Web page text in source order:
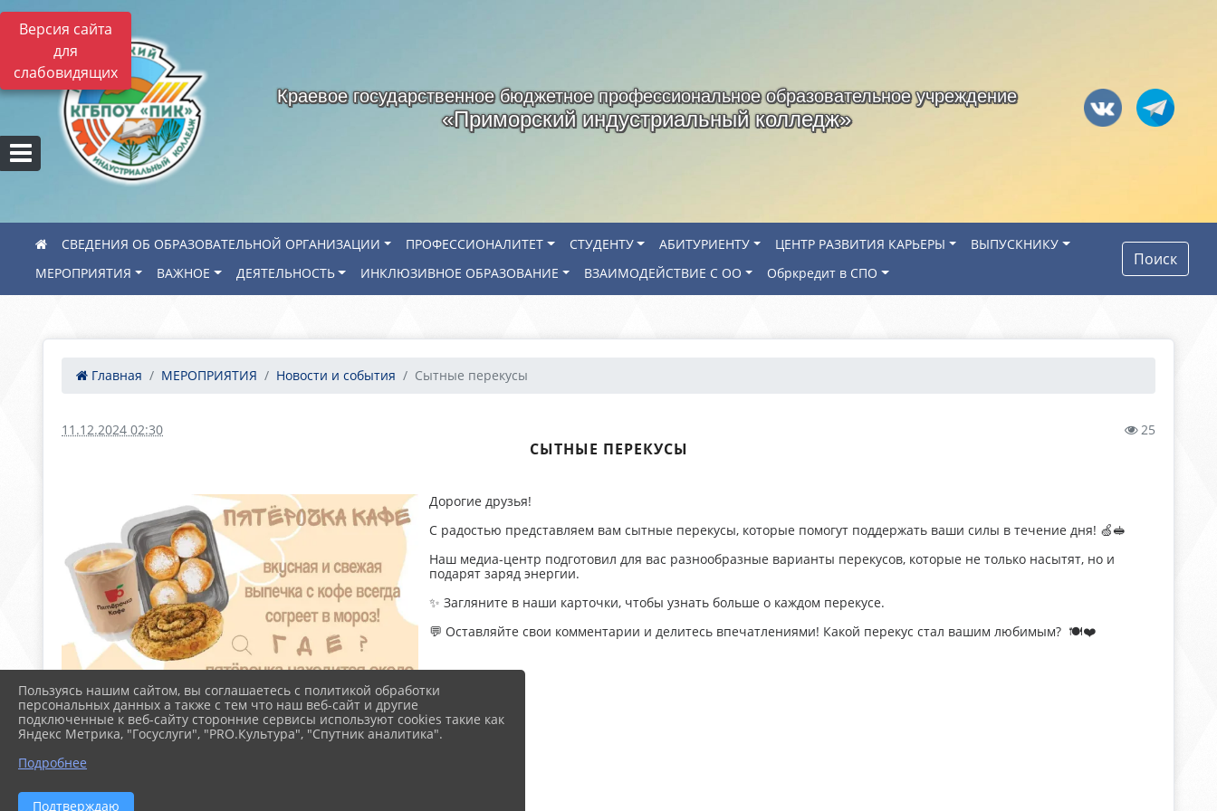
Версия сайта
для
слабовидящих
Краевое государственное бюджетное профессиональное образовательное учреждение
«Приморский индустриальный колледж»
СВЕДЕНИЯ ОБ ОБРАЗОВАТЕЛЬНОЙ ОРГАНИЗАЦИИ ПРОФЕССИОНАЛИТЕТ СТУДЕНТУ АБИТУРИЕНТУ ЦЕНТР РАЗВИТИЯ КАРЬЕРЫ
ВЫПУСКНИКУ
МЕРОПРИЯТИЯ
ВАЖНОЕ ДЕЯТЕЛЬНОСТЬ ИНКЛЮЗИВНОЕ ОБРАЗОВАНИЕ ВЗАИМОДЕЙСТВИЕ С ОО Обркредит в СПО
Поиск
Главная МЕРОПРИЯТИЯ Новости и события Сытные перекусы
11.12.2024 02:30 25
СЫТНЫЕ ПЕРЕКУСЫ
Дорогие друзья!
С радостью представляем вам сытные перекусы, которые помогут поддержать ваши силы в течение дня! 🍏🥪
Наш медиа-центр подготовил для вас разнообразные варианты перекусов, которые не только насытят, но и
подарят заряд энергии.
✨ Загляните в наши карточки, чтобы узнать больше о каждом перекусе.
💬 Оставляйте свои комментарии и делитесь впечатлениями! Какой перекус стал вашим любимым? 🍽️❤️
Пользуясь нашим сайтом, вы соглашаетесь с политикой обработки
персональных данных а также с тем что наш веб-сайт и другие
подключенные к веб-сайту сторонние сервисы используют cookies такие как
Яндекс Метрика, "Госуслуги", "PRO.Культура", "Спутник аналитика".
Подробнее
Подтверждаю